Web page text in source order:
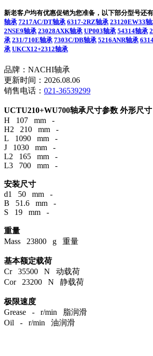
新老客户均有优惠促销为您准备，以下部分型号还有
轴承 7217AC/DT轴承 6317-2RZ轴承 23120EW33
2NSE9轴承 23028AXK轴承 UP003轴承 54314轴承
承 231/710E轴承 7303C/DB轴承 5216ANR轴承
承 UKCX12+2312轴承
品牌：NACHI轴承
更新时间：2026.08.06
销售电话： 021-36539299
UCTU210+WU700轴承尺寸参数 外形尺寸
H 107 mm -
H2 210 mm -
L 1090 mm -
J 1030 mm -
L2 165 mm -
L3 700 mm -
安装尺寸
d1 50 mm -
B 51.6 mm -
S 19 mm -
重量
Mass 23800 g 重量
基本额定载荷
Cr 35500 N 动载荷
Cor 23200 N 静载荷
极限速度
Grease - r/min 脂润滑
Oil - r/min 油润滑